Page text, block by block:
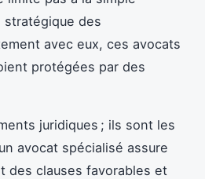
des
avec eux, ces avocats
protégées par des
juridiques ; ils sont les
avocat spécialisé assure
des clauses favorables et